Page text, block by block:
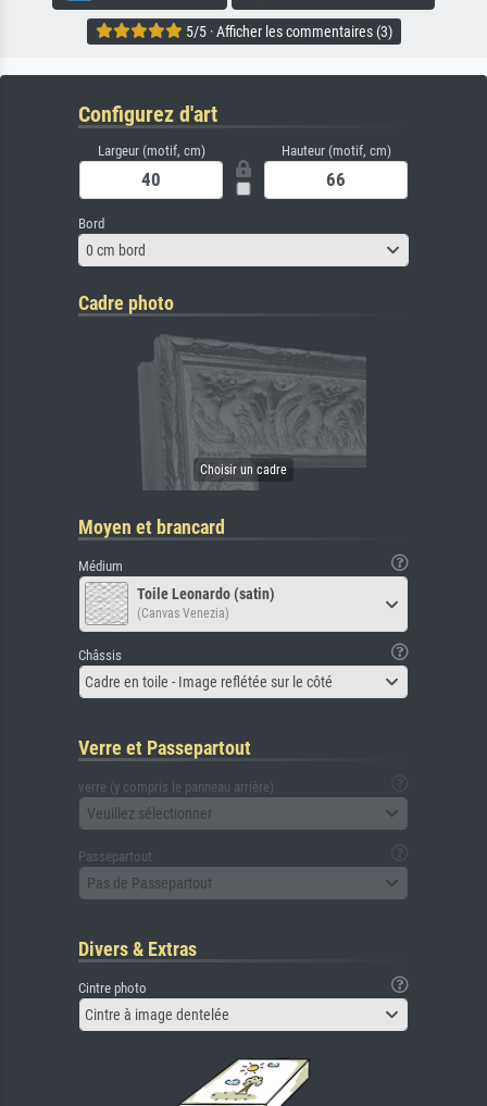
5/5 · Afficher les commentaires (3)
Configurez d'art
Largeur (motif, cm) Hauteur (motif, cm)
Bord
0 cm bord
Cadre photo
Moyen et brancard
Médium
Toile Leonardo (satin)
(Canvas Venezia)
Châssis
Cadre en toile - Image reflétée sur le côté
Verre et Passepartout
verre (y compris le panneau arrière)
Veuillez sélectionner
Passepartout
Pas de Passepartout
Divers & Extras
Cintre photo
Cintre à image dentelée